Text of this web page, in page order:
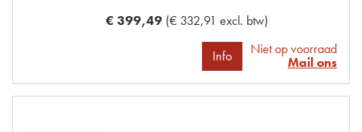
€ 399,49 (€ 332,91 excl. btw)
Info
Niet op voorraad
Mail ons